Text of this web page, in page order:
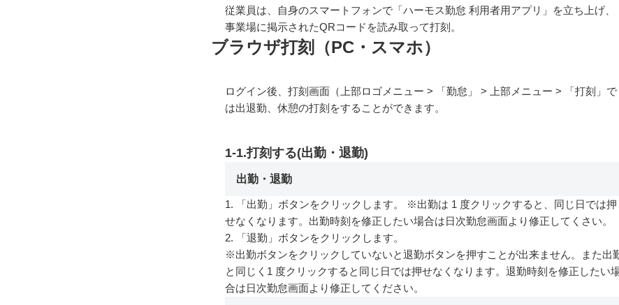
従業員は、自身のスマートフォンで「ハーモス勤怠 利用者用アプリ」を立ち上げ、
事業場に掲示されたQRコードを読み取って打刻。
ブラウザ打刻（PC・スマホ）
ログイン後、打刻画面（上部ロゴメニュー > 「勤怠」 > 上部メニュー > 「打刻」で
は出退勤、休憩の打刻をすることができます。
1-1.打刻する(出勤・退勤)
出勤・退勤
1. 「出勤」ボタンをクリックします。
※出勤は 1 度クリックすると、同じ日では押
せなくなります。出勤時刻を修正したい場合は日次勤怠画面より修正してくさい。
2. 「退勤」ボタンをクリックします。
※出勤ボタンをクリックしていないと退勤ボタンを押すことが出来ません。また出
と同じく1 度クリックすると同じ日では押せなくなります。退勤時刻を修正したい
合は日次勤怠画面より修正してください。